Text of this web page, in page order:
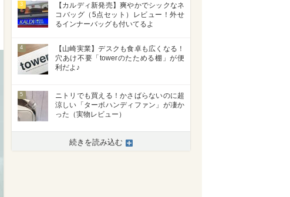
3
【カルディ新発売】爽やかでシックなネ
コバッグ（5点セット）レビュー！外せ
るインナーバッグも付いてるよ
4
【山崎実業】デスクも食卓も広くなる！
穴あけ不要「towerのたためる棚」が便
利だよ♪
5
ニトリでも買える！かさばらないのに超
涼しい「ターボハンディファン」が凄か
った（実物レビュー）
続きを読み込む